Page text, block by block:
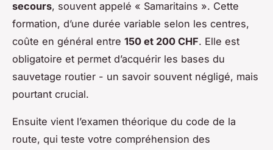
secours, souvent appelé « Samaritains ». Cette
formation, d’une durée variable selon les centres,
coûte en général entre 150 et 200 CHF. Elle est
obligatoire et permet d’acquérir les bases du
sauvetage routier - un savoir souvent négligé, mais
pourtant crucial.
Ensuite vient l’examen théorique du code de la
route, qui teste votre compréhension des